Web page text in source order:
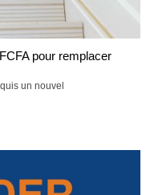
pour remplacer
un nouvel